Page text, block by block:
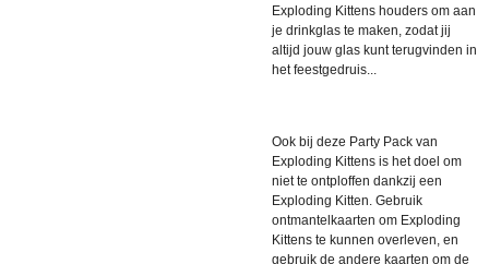
Exploding Kittens houders om aan
je drinkglas te maken, zodat jij
altijd jouw glas kunt terugvinden in
het feestgedruis...
Ook bij deze Party Pack van
Exploding Kittens is het doel om
niet te ontploffen dankzij een
Exploding Kitten. Gebruik
ontmantelkaarten om Exploding
Kittens te kunnen overleven, en
gebruik de andere kaarten om de